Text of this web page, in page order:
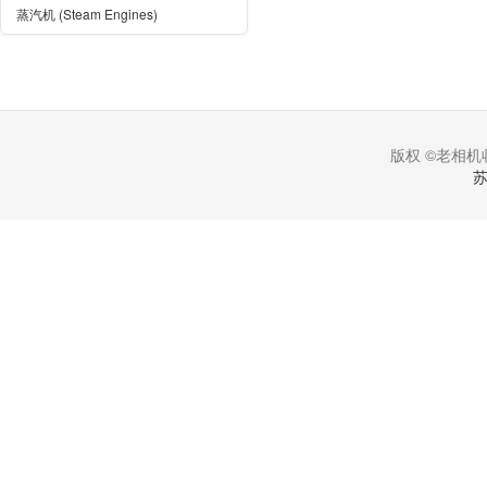
蒸汽机 (Steam Engines)
版权 ©老相